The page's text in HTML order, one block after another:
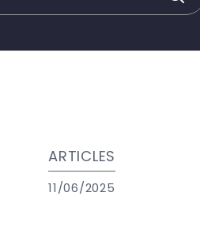
ARTICLES
11/06/2025